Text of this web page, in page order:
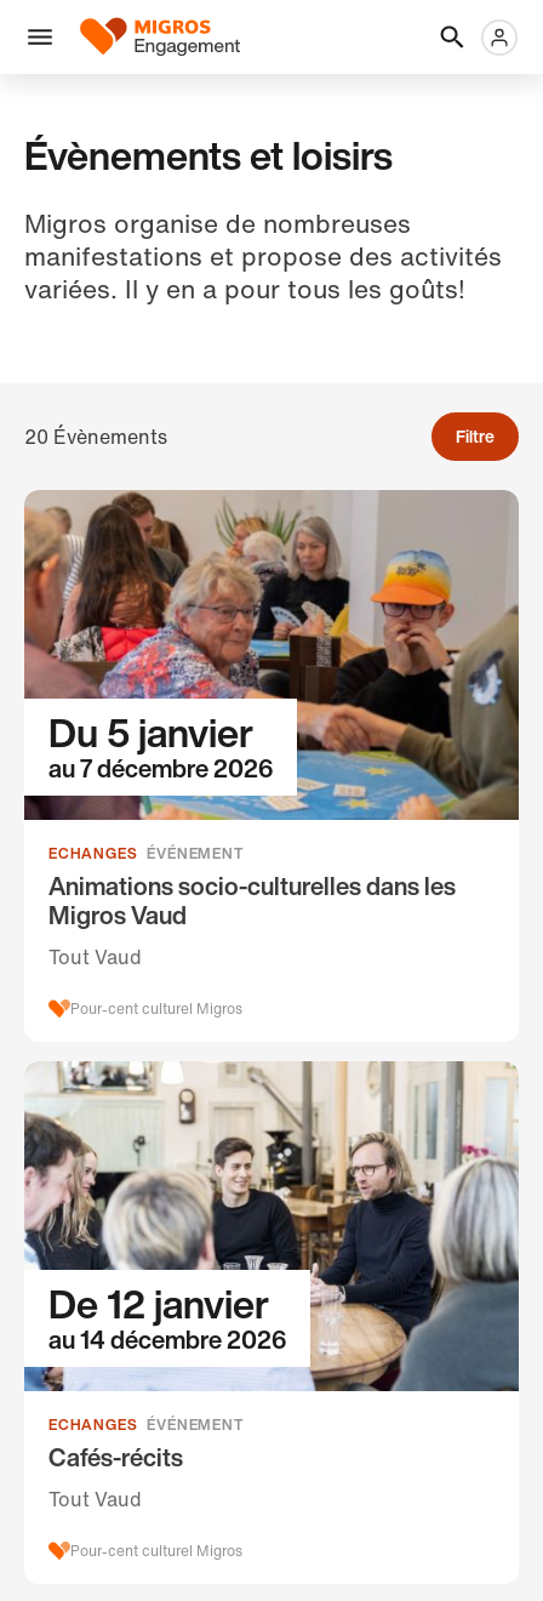
liens
tête
Menu
Logo
Évènements et loisirs
Migros organise de nombreuses
manifestations et propose des activités
variées. Il y en a pour tous les goûts!
20 Évènements Filtre
Du 5 janvier
au 7 décembre 2026
ECHANGES ÉVÉNEMENT
Animations socio-culturelles dans les
Migros Vaud
Tout Vaud
Pour-cent culturel Migros
De 12 janvier
au 14 décembre 2026
ECHANGES ÉVÉNEMENT
Cafés-récits
Tout Vaud
Pour-cent culturel Migros